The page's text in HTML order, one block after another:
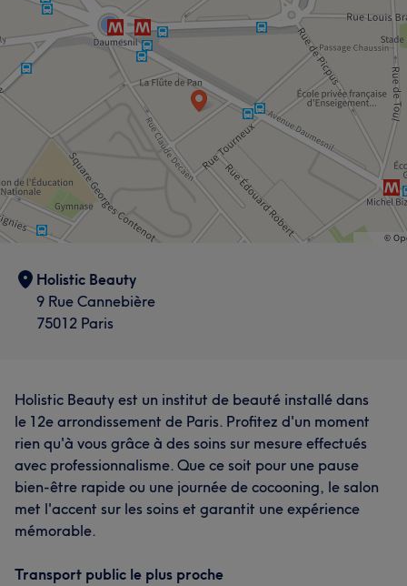
Holistic Beauty
9 Rue Cannebière
75012 Paris
Holistic Beauty est un institut de beauté installé dans
le 12e arrondissement de Paris. Profitez d'un moment
rien qu'à vous grâce à des soins sur mesure effectués
avec professionnalisme. Que ce soit pour une pause
bien-être rapide ou une journée de cocooning, le salon
met l'accent sur les soins et garantit une expérience
mémorable.
Transport public le plus proche